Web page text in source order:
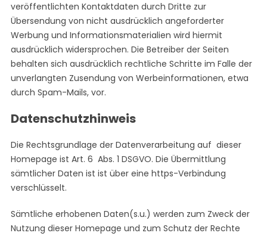
veröffentlichten Kontaktdaten durch Dritte zur
Übersendung von nicht ausdrücklich angeforderter
Werbung und Informationsmaterialien wird hiermit
ausdrücklich widersprochen. Die Betreiber der Seiten
behalten sich ausdrücklich rechtliche Schritte im Falle der
unverlangten Zusendung von Werbeinformationen, etwa
durch Spam-Mails, vor.
Datenschutzhinweis
Die Rechtsgrundlage der Datenverarbeitung auf dieser
Homepage ist Art. 6 Abs. 1 DSGVO. Die Übermittlung
sämtlicher Daten ist ist über eine https-Verbindung
verschlüsselt.
Sämtliche erhobenen Daten(s.u.) werden zum Zweck der
Nutzung dieser Homepage und zum Schutz der Rechte